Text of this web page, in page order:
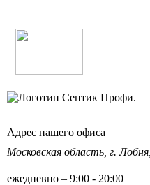
Адрес нашего офиса
Московская область, г.
ежедневно – 9:00 - 20:00